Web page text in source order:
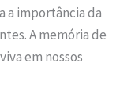
a importância da
A memória de
em nossos